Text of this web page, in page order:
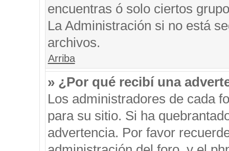
encuentras ó solo ciertos
La Administración si no está
archivos.
Arriba
» ¿Por qué recibí una
Los administradores de cada
para su sitio. Si ha
advertencia. Por favor